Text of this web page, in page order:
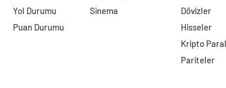
Yol Durumu
Puan Durumu
Sinema
Dövizler
Hisseler
Kripto
Pariteler